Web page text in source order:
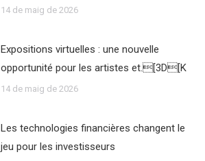
14 de maig de 2026
Expositions virtuelles : une nouvelle
opportunité pour les artistes et.[3D[K
14 de maig de 2026
Les technologies financières changent le
jeu pour les investisseurs